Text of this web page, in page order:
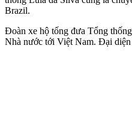
Brazil.
Đoàn xe hộ tống đưa Tổng
Nhà nước tới Việt Nam. Đại diện